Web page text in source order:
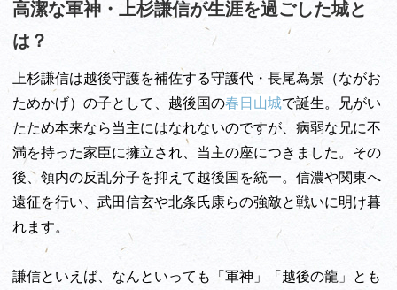
高潔な軍神・上杉謙信が生涯を過ごした城と
は？
上杉謙信は越後守護を補佐する守護代・長尾為景（ながお
ためかげ）の子として、越後国の春日山城で誕生。兄がい
たため本来なら当主にはなれないのですが、病弱な兄に不
満を持った家臣に擁立され、当主の座につきました。その
後、領内の反乱分子を抑えて越後国を統一。信濃や関東へ
遠征を行い、武田信玄や北条氏康らの強敵と戦いに明け暮
れます。
謙信といえば、なんといっても「軍神」「越後の龍」とも